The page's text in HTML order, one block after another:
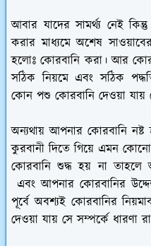
আবার যাদের সামর্থ্য নেই
করার মাধ্যমে অশেষ
হলোঃ কোরবানি করা। আর
সঠিক নিয়মে এবং সঠিক
কোন পশু কোরবানি দেওয়া যায়
অন্যথায় আপনার কোরবানি নষ্ট
কুরবানী দিতে গিয়ে এমন
কোরবানি শুদ্ধ হয় না তাহলে
এবং আপনার কোরবানির
পূর্বে অবশ্যই কোরবানির
দেওয়া যায় সে সম্পর্কে ধারণা